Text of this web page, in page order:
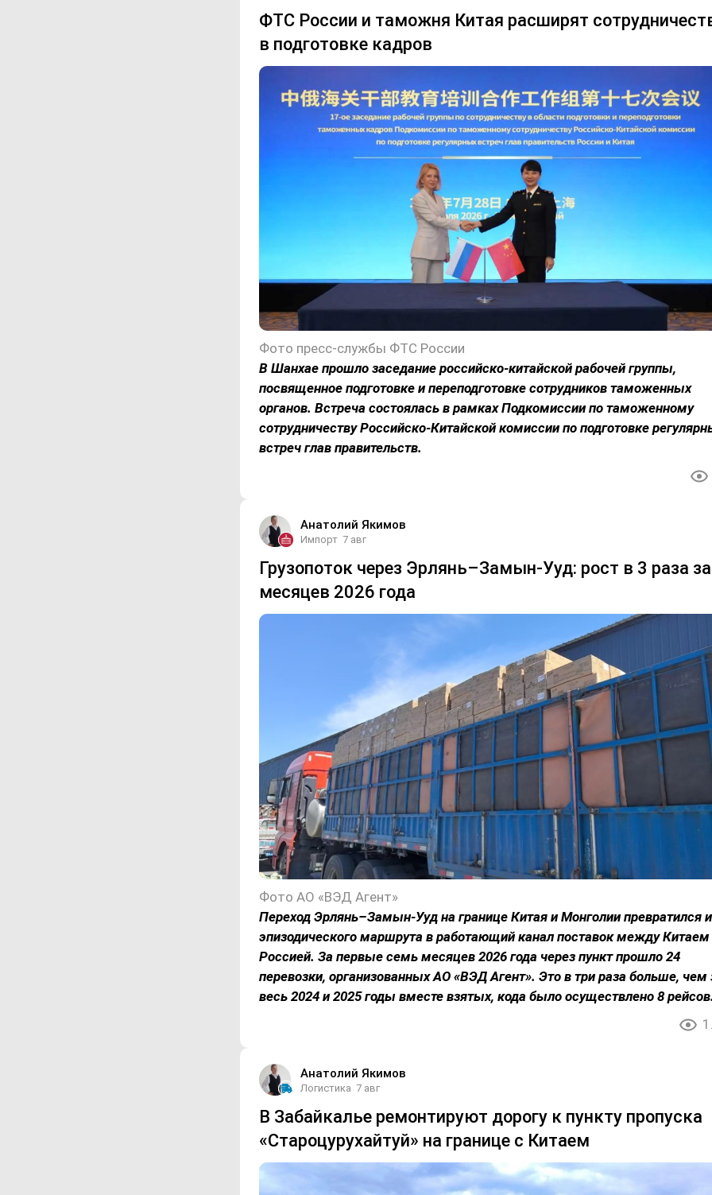
ФТС России и таможня Китая расширят
в подготовке кадров
Фото пресс-службы ФТС России
В Шанхае прошло заседание российско-китайской рабочей группы,
посвященное подготовке и переподготовке сотрудников таможенных
органов. Встреча состоялась в рамках Подкомиссии по таможенному
сотрудничеству Российско-Китайской комиссии по подготовке
встреч глав правительств.
Анатолий Якимов
Импорт 7 авг
Грузопоток через Эрлянь–Замын-Ууд: рост в 3 раза
месяцев 2026 года
Фото АО «ВЭД Агент»
Переход Эрлянь–Замын-Ууд на границе Китая и Монголии превратился
эпизодического маршрута в работающий канал поставок между Китаем
Россией. За первые семь месяцев 2026 года через пункт прошло 24
перевозки, организованных АО «ВЭД Агент». Это в три раза больше, чем
весь 2024 и 2025 годы вместе взятых, кода было осуществлено 8
Анатолий Якимов
Логистика 7 авг
В Забайкалье ремонтируют дорогу к пункту пропуска
«Староцурухайтуй» на границе с Китаем